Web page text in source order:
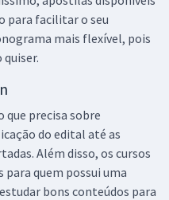
para facilitar o seu
mais flexível, pois
que precisa sobre
do edital até as
Além disso, os cursos
para quem possui uma
bons conteúdos para